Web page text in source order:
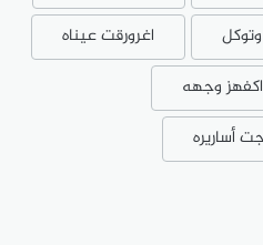
اغرورقت عيناه
اكفهز وجهه
أساريره